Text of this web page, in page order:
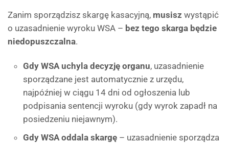
Zanim sporządzisz skargę kasacyjną, musisz wystąpić
o uzasadnienie wyroku WSA – bez tego skarga będzie
niedopuszczalna.
Gdy WSA uchyla decyzję organu, uzasadnienie
sporządzane jest automatycznie z urzędu,
najpóźniej w ciągu 14 dni od ogłoszenia lub
podpisania sentencji wyroku (gdy wyrok zapadł na
posiedzeniu niejawnym).
Gdy WSA oddala skargę – uzasadnienie sporządza